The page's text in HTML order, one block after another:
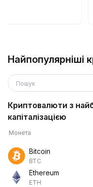
Найпопулярніші
Пошук
Криптовалюти з
капіталізацією
Монета
Bitcoin
BTC
Ethereum
ETH